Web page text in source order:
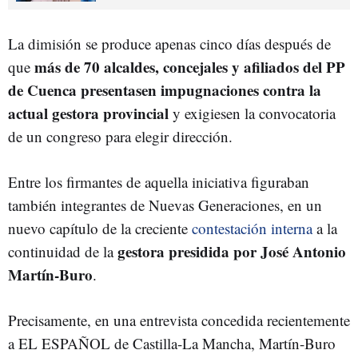
La dimisión se produce apenas cinco días después de
que más de 70 alcaldes, concejales y afiliados del PP
de Cuenca presentasen impugnaciones contra la
actual gestora provincial y exigiesen la convocatoria
de un congreso para elegir dirección.
Entre los firmantes de aquella iniciativa figuraban
también integrantes de Nuevas Generaciones, en un
nuevo capítulo de la creciente contestación internaa la
continuidad de lagestora presidida por José Antonio
Martín-Buro.
Precisamente, en una entrevista concedida recientemente
a EL ESPAÑOL de Castilla-La Mancha, Martín-Buro